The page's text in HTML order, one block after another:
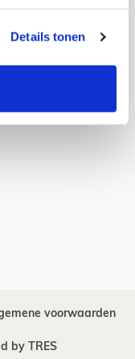
Details tonen
voorwaarden
by TRES